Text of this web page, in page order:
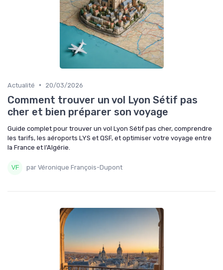
Actualité • 20/03/2026
Comment trouver un vol Lyon Sétif pas
cher et bien préparer son voyage
Guide complet pour trouver un vol Lyon Sétif pas cher, comprendre
les tarifs, les aéroports LYS et QSF, et optimiser votre voyage entre
la France et l’Algérie.
par Véronique François-Dupont